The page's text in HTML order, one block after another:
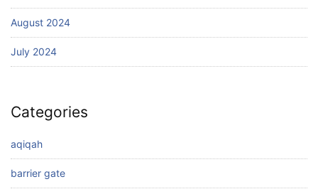
August 2024
July 2024
Categories
aqiqah
barrier gate